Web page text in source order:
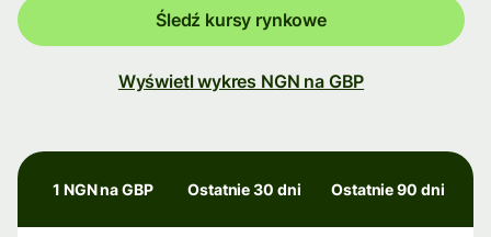
Śledź kursy rynkowe
Wyświetl wykres NGN na GBP
1 NGN na GBP Ostatnie 30 dni Ostatnie 90 dni